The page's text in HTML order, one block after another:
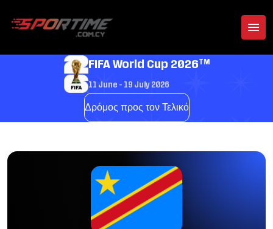
FIFA World Cup 2026TM
11 June - 19 July 2026
Δρόμος προς τον Τελικό